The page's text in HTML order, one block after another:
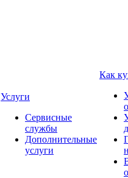
Услуги
Сервисные
службы
Дополнительные
услуги
Как